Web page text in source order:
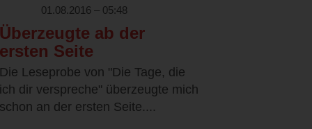
01.08.2016 – 05:48
Überzeugte ab der
ersten Seite
Die Leseprobe von "Die Tage, die
ich dir verspreche" überzeugte mich
schon an der ersten Seite....